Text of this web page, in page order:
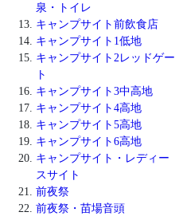
泉・トイレ
キャンプサイト前飲食店
キャンプサイト1低地
キャンプサイト2レッドゲー
ト
キャンプサイト3中高地
キャンプサイト4高地
キャンプサイト5高地
キャンプサイト6高地
キャンプサイト・レディー
スサイト
前夜祭
前夜祭・苗場音頭